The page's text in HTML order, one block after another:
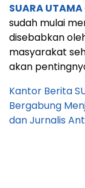
SUARA UTAMA
sudah mulai
disebabkan
masyarakat
akan
Kantor Berita
Bergabung
dan Jurnalis